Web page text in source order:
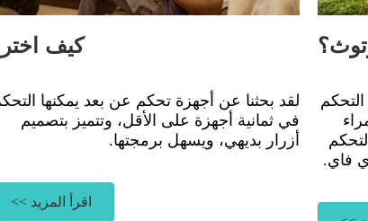
كيف
لقد بحثنا عن أجهزة تحكم عن بعد يمكنها
في ثمانية أجهزة على الأقل، وتتميز بتصميم
أزرار بديهي، ويسهل برمجتها.
اقرأ المزيد >>
فاي.